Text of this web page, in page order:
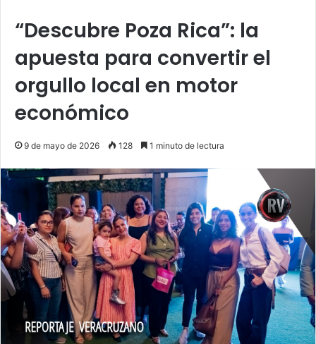
“Descubre Poza Rica”: la
apuesta para convertir el
orgullo local en motor
económico
9 de mayo de 2026 128 1 minuto de lectura